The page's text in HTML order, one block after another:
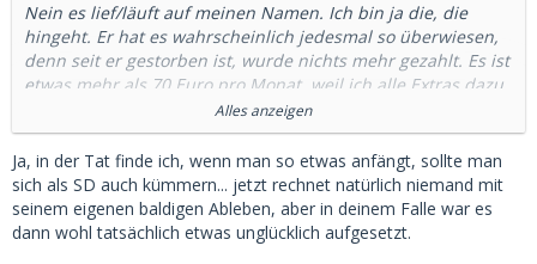
Nein es lief/läuft auf meinen Namen. Ich bin ja die, die
hingeht. Er hat es wahrscheinlich jedesmal so überwiesen,
denn seit er gestorben ist, wurde nichts mehr gezahlt. Es ist
etwas mehr als 70 Euro pro Monat, weil ich alle Extras dazu
habe. Noch bis Oktober, dann kann ich kündigen.
Also bitte, meine Herren die größtenteils nur mit Influence
und Livestyle ihr Sugarbaby unterstutzen. Falls ihr sowas
macht wie ein Abo mit Laufzeit, bitte zahlt das ganze auf
einmal.
Ihr könnt nie wissen wann es vorbei ist mit euch. 🤷🏻‍♀️
Alles anzeigen
Ja, in der Tat finde ich, wenn man so etwas anfängt, sollte man
sich als SD auch kümmern... jetzt rechnet natürlich niemand mit
seinem eigenen baldigen Ableben, aber in deinem Falle war es
dann wohl tatsächlich etwas unglücklich aufgesetzt.